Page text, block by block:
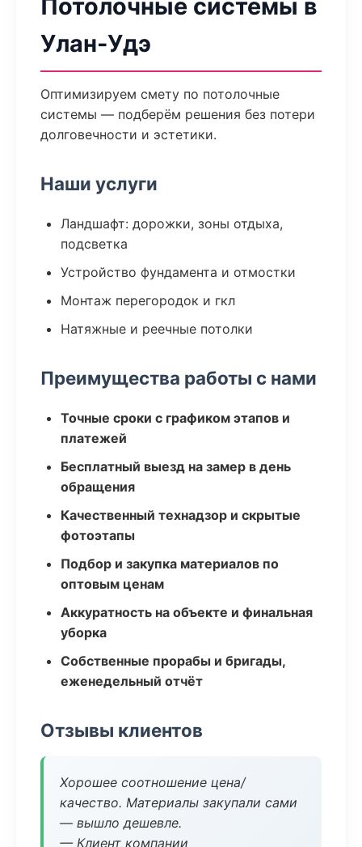
Потолочные системы в
Улан-Удэ
Оптимизируем смету по потолочные
системы — подберём решения без потери
долговечности и эстетики.
Наши услуги
Ландшафт: дорожки, зоны отдыха,
подсветка
Устройство фундамента и отмостки
Монтаж перегородок и гкл
Натяжные и реечные потолки
Преимущества работы с нами
Точные сроки с графиком этапов и
платежей
Бесплатный выезд на замер в день
обращения
Качественный технадзор и скрытые
фотоэтапы
Подбор и закупка материалов по
оптовым ценам
Аккуратность на объекте и финальная
уборка
Собственные прорабы и бригады,
еженедельный отчёт
Отзывы клиентов
Хорошее соотношение цена/
качество. Материалы закупали сами
— вышло дешевле.
— Клиент компании